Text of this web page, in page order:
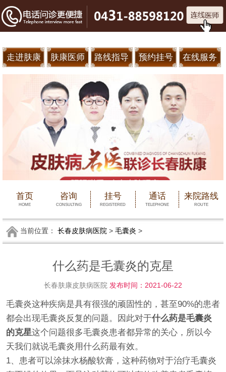
走进肤康 肤康医师 路线指导 预约挂号 在线服务
首页
HOME
咨询
CONSULTING
挂号
REGISTERED
通话
TELEPHONE
来院路线
ROUTE
当前位置： 长春皮肤病医院> 毛囊炎 >
什么药是毛囊炎的克星
长春肤康皮肤病医院 发布时间：2021-06-22
毛囊炎这种疾病是具有很强的顽固性的，甚至90%的患者
都会出现毛囊炎反复的问题。因此对于什么药是毛囊炎
的克星这个问题很多毛囊炎患者都异常的关心，所以今
天我们就说毛囊炎用什么药最有效。
1、患者可以涂抹水杨酸软膏，这种药物对于治疗毛囊炎